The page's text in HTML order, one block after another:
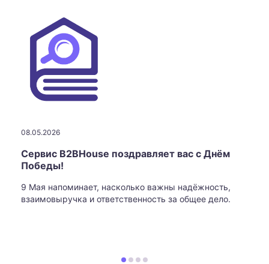
08.05.2026
Сервис B2BHouse поздравляет вас с Днём
Победы!
9 Мая напоминает, насколько важны надёжность,
взаимовыручка и ответственность за общее дело.